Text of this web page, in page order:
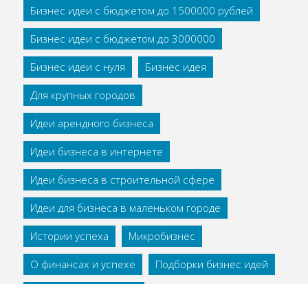
Бизнес идеи с бюджетом до 1500000 рублей
Бизнес идеи с бюджетом до 3000000
Бизнес идеи с нуля
Бизнес идея
Для крупных городов
Идеи арендного бизнеса
Идеи бизнеса в интернете
Идеи бизнеса в строительной сфере
Идеи для бизнеса в маленьком городе
Истории успеха
Микробизнес
О финансах и успехе
Подборки бизнес идей